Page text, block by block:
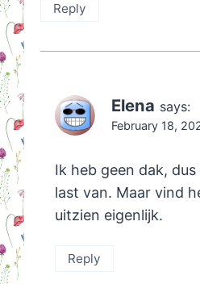
Reply
Elena says:
February 18,
Ik heb geen dak,
last van. Maar vind
uitzien eigenlijk.
Reply